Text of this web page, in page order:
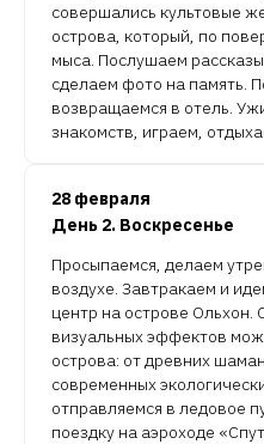
совершались культовые
острова, который, по
мыса. Послушаем
сделаем фото на память.
возвращаемся в отель.
знакомств, играем,
28 февраля
День 2. Воскресенье
Просыпаемся, делаем
воздухе. Завтракаем и
центр на острове
визуальных эффектов
острова: от древних
современных
отправляемся в ледовое
поездку на аэроходе